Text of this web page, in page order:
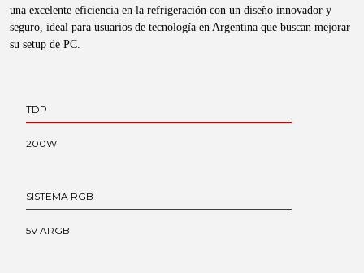
una excelente eficiencia en la refrigeración con un diseño innovador y
seguro, ideal para usuarios de tecnología en Argentina que buscan mejorar
su setup de PC.
TDP
200W
SISTEMA RGB
5V ARGB